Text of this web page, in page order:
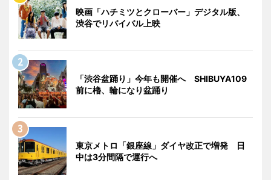
映画「ハチミツとクローバー」デジタル版、
渋谷でリバイバル上映
「渋谷盆踊り」今年も開催へ SHIBUYA109
前に櫓、輪になり盆踊り
東京メトロ「銀座線」ダイヤ改正で増発 日
中は3分間隔で運行へ